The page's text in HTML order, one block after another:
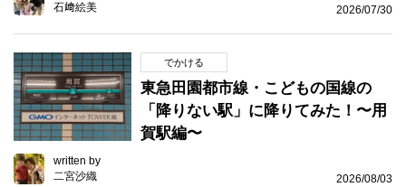
石﨑絵美
2026/07/30
でかける
東急田園都市線・こどもの国線の
「降りない駅」に降りてみた！〜用
賀駅編〜
written by
二宮沙織
2026/08/03